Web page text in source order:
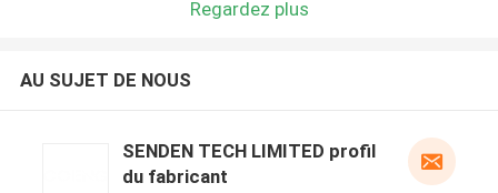
Regardez plus
AU SUJET DE NOUS
SENDEN TECH LIMITED profil
du fabricant